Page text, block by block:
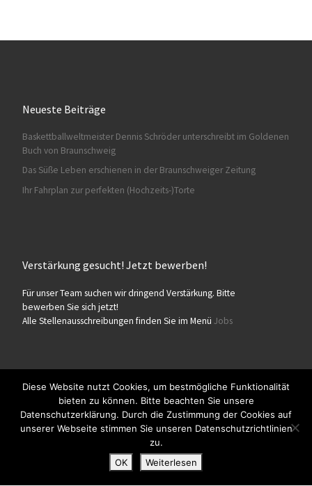
Neueste Beiträge
Baskettballweltmeister Dennis Schröder unterschreibt im Goldenen
Buch von Braunschweig
Das Süße Leben erschienen in der Braunschweiger Zeitung
Ihr Fahrplan zur perfekten (Hochzeits-)Torte
Verstärkung gesucht! Jetzt bewerben!
Für unser Team suchen wir dringend Verstärkung. Bitte
bewerben Sie sich jetzt!
Alle Stellenausschreibungen finden Sie im Menü Jobs
© 2026Konditorei Süßes Leben– Alle Rechte vorbehalten
Präsentiert von WP – Entworfen mit demCustomizr-Theme
Diese Website nutzt Cookies, um bestmögliche Funktionalität
bieten zu können. Bitte beachten Sie unsere
Datenschutzerklärung. Durch die Zustimmung der Cookies auf
unserer Webseite stimmen Sie unseren Datenschutzrichtlinien
zu.
OK
Weiterlesen